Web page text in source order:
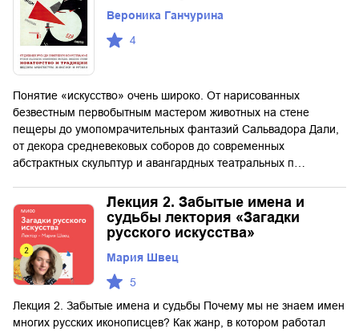
Вероника Ганчурина
4
Понятие «искусство» очень широко. От нарисованных
безвестным первобытным мастером животных на стене
пещеры до умопомрачительных фантазий Сальвадора Дали,
от декора средневековых соборов до современных
абстрактных скульптур и авангардных театральных п…
Лекция 2. Забытые имена и
судьбы лектория «Загадки
русского искусства»
Мария Швец
5
Лекция 2. Забытые имена и судьбы Почему мы не знаем имен
многих русских иконописцев? Как жанр, в котором работал